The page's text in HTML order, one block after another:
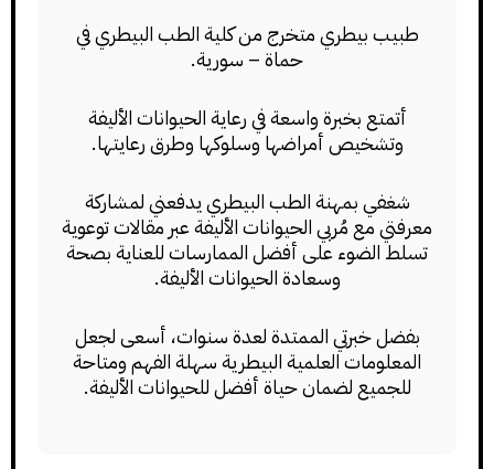
طبيب بيطري متخرج من كلية الطب البيطري في
حماة – سورية.
أتمتع بخبرة واسعة في رعاية الحيوانات الأليفة
وتشخيص أمراضها وسلوكها وطرق رعايتها.
شغفي بمهنة الطب البيطري يدفعني لمشاركة
معرفتي مع مُربي الحيوانات الأليفة عبر مقالات توعوية
تسلط الضوء على أفضل الممارسات للعناية بصحة
وسعادة الحيوانات الأليفة.
بفضل خبرتي الممتدة لعدة سنوات، أسعى لجعل
المعلومات العلمية البيطرية سهلة الفهم ومتاحة
للجميع لضمان حياة أفضل للحيوانات الأليفة.